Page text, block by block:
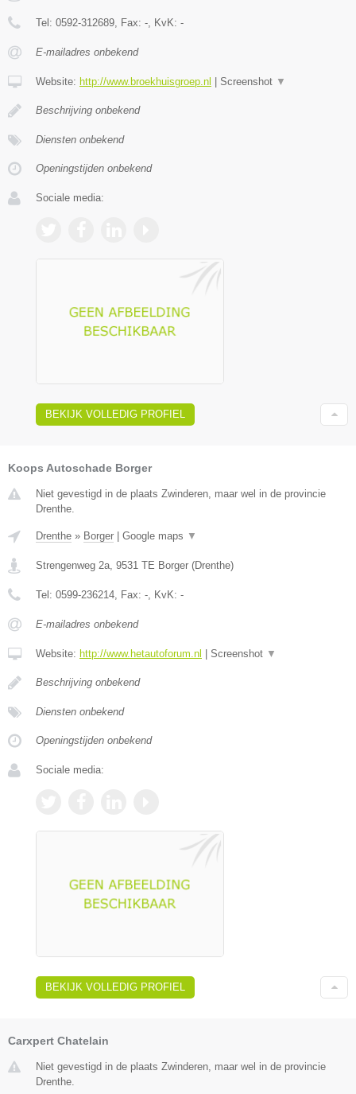
Tel: 0592-312689 , Fax: - , KvK: -
E-mailadres onbekend
Website: http://www.broekhuisgroep.nl | Screenshot ▼
Beschrijving onbekend
Diensten onbekend
Openingstijden onbekend
Sociale media:
BEKIJK VOLLEDIG PROFIEL
Koops Autoschade Borger
Niet gevestigd in de plaats Zwinderen, maar wel in de provincie
Drenthe.
Drenthe » Borger Google maps ▼
Strengenweg 2a, 9531 TE Borger (Drenthe)
Tel: 0599-236214, Fax: -, KvK: -
E-mailadres onbekend
Website: http://www.hetautoforum.nl Screenshot ▼
Beschrijving onbekend
Diensten onbekend
Openingstijden onbekend
Sociale media:
BEKIJK VOLLEDIG PROFIEL
Carxpert Chatelain
Niet gevestigd in de plaats Zwinderen, maar wel in de provincie
Drenthe.